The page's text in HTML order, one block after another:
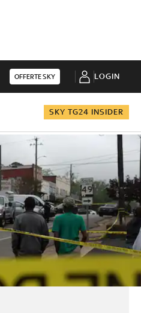
OFFERTE SKY LOGIN
SKY TG24 INSIDER